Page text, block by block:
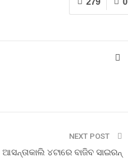
NEXT POST
ଆସନ୍ତାକାଲି ୪ଟାରେ ବାଜିବ ସାଇରନ୍